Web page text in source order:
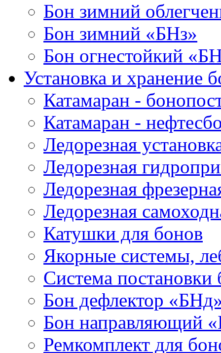
Бон зимний
Бон зимний «БНз»
Бон огнестойкий
Установка и хранение
Катамаран -
Катамаран -
Ледорезная
Ледорезная
Ледорезная
Ледорезная
Катушки для бонов
Якорные системы,
Система
Бон дефлектор
Бон направляющий
Ремкомплект для